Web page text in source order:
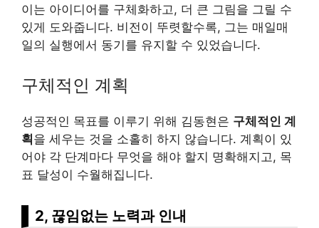
이는 아이디어를 구체화하고, 더 큰 그림을 그릴 수
있게 도와줍니다. 비전이 뚜렷할수록, 그는 매일매
일의 실행에서 동기를 유지할 수 있었습니다.
구체적인 계획
성공적인 목표를 이루기 위해 김동현은 구체적인 계
획을 세우는 것을 소홀히 하지 않습니다. 계획이 있
어야 각 단계마다 무엇을 해야 할지 명확해지고, 목
표 달성이 수월해집니다.
2, 끊임없는 노력과 인내